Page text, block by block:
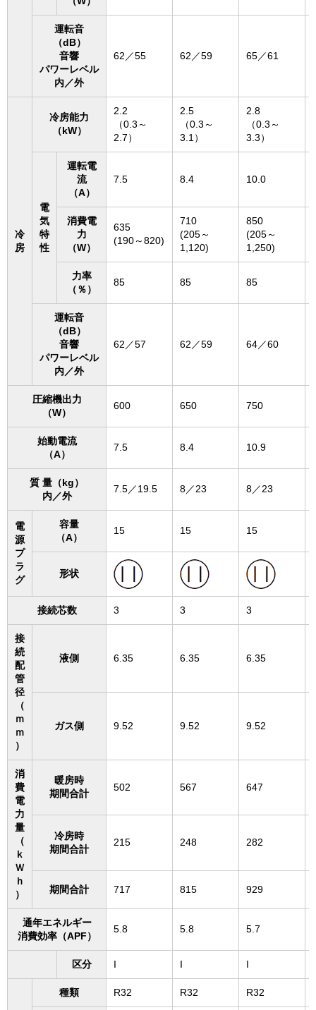
運転音
（dB）
音響
パワーレベル
内／外
62／55 62／59 65／61
冷
房
冷房能力
（kW）
2.2
（0.3～
2.7）
2.5
（0.3～
3.1）
2.8
（0.3～
3.3）
電
気
特
性
運転電
流
（A）
7.5 8.4 10.0
消費電
力
（W）
635
(190～820)
710
(205～
1,120)
850
(205～
1,250)
力率
（％）
85 85 85
運転音
（dB）
音響
パワーレベル
内／外
62／57 62／59 64／60
圧縮機出力
（W）
600 650 750
始動電流
（A）
7.5 8.4 10.9
質 量（kg）
内／外
7.5／19.5 8／23 8／23
電
源
プ
ラ
グ
容量
（A）
15 15 15
形状
接続芯数 3 3 3
接
続
配
管
径
（
ｍ
ｍ
）
液側 6.35 6.35 6.35
ガス側 9.52 9.52 9.52
消
費
電
力
量
（
ｋ
Ｗ
ｈ
）
暖房時
期間合計
502 567 647
冷房時
期間合計
215 248 282
期間合計 717 815 929
通年エネルギー
消費効率（APF）
5.8 5.8 5.7
区分 I I I
種類 R32 R32 R32